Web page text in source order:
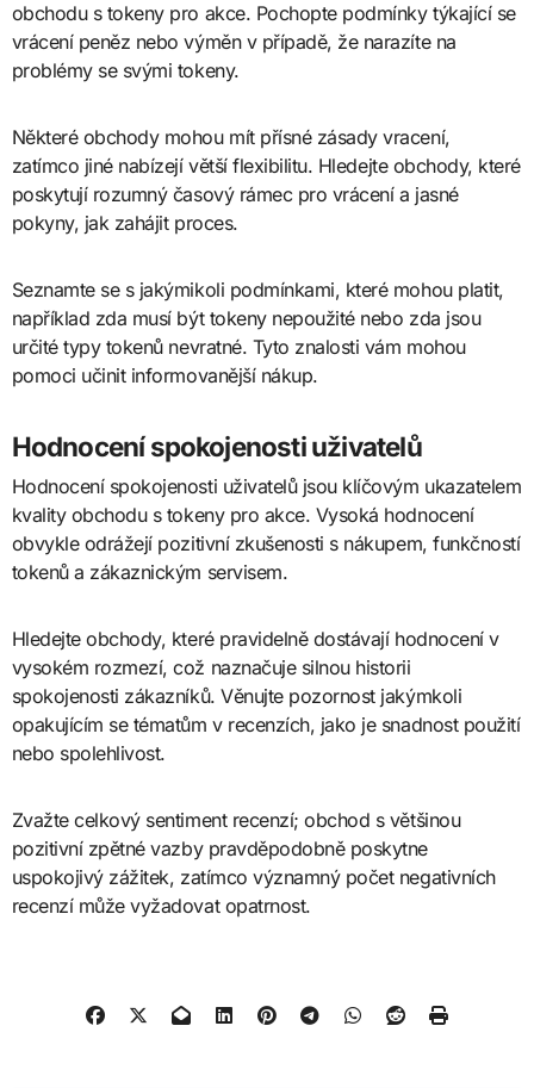
obchodu s tokeny pro akce. Pochopte podmínky týkající se
vrácení peněz nebo výměn v případě, že narazíte na
problémy se svými tokeny.
Některé obchody mohou mít přísné zásady vracení,
zatímco jiné nabízejí větší flexibilitu. Hledejte obchody, které
poskytují rozumný časový rámec pro vrácení a jasné
pokyny, jak zahájit proces.
Seznamte se s jakýmikoli podmínkami, které mohou platit,
například zda musí být tokeny nepoužité nebo zda jsou
určité typy tokenů nevratné. Tyto znalosti vám mohou
pomoci učinit informovanější nákup.
Hodnocení spokojenosti uživatelů
Hodnocení spokojenosti uživatelů jsou klíčovým ukazatelem
kvality obchodu s tokeny pro akce. Vysoká hodnocení
obvykle odrážejí pozitivní zkušenosti s nákupem, funkčností
tokenů a zákaznickým servisem.
Hledejte obchody, které pravidelně dostávají hodnocení v
vysokém rozmezí, což naznačuje silnou historii
spokojenosti zákazníků. Věnujte pozornost jakýmkoli
opakujícím se tématům v recenzích, jako je snadnost použití
nebo spolehlivost.
Zvažte celkový sentiment recenzí; obchod s většinou
pozitivní zpětné vazby pravděpodobně poskytne
uspokojivý zážitek, zatímco významný počet negativních
recenzí může vyžadovat opatrnost.